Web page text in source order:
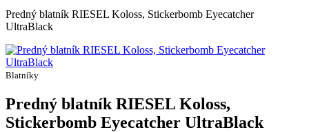
Predný blatník RIESEL Koloss, Stickerbomb Eyecatcher
UltraBlack
Blatníky
Predný blatník RIESEL Koloss,
Stickerbomb Eyecatcher UltraBlack